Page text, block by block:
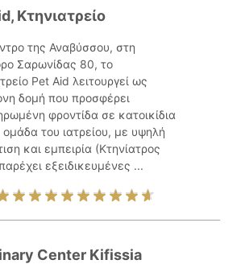
Κτηνιατρείο
της Αναβύσσου, στη
Σαρωνίδας 80, το
Pet Aid λειτουργεί ως
δομή που προσφέρει
φροντίδα σε κατοικίδια
του ιατρείου, με υψηλή
και εμπειρία (Κτηνίατρος
εξειδικευμένες ...
Center Kifissia